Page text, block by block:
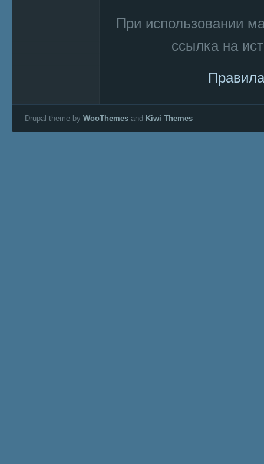
При использовании
ссылка на
Drupal theme by WooThemes and Kiwi Themes